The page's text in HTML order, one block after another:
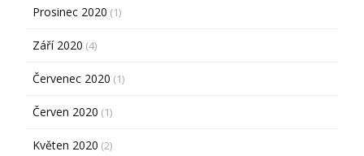
Prosinec 2020 (1)
Září 2020 (4)
Červenec 2020 (1)
Červen 2020 (1)
Květen 2020 (2)